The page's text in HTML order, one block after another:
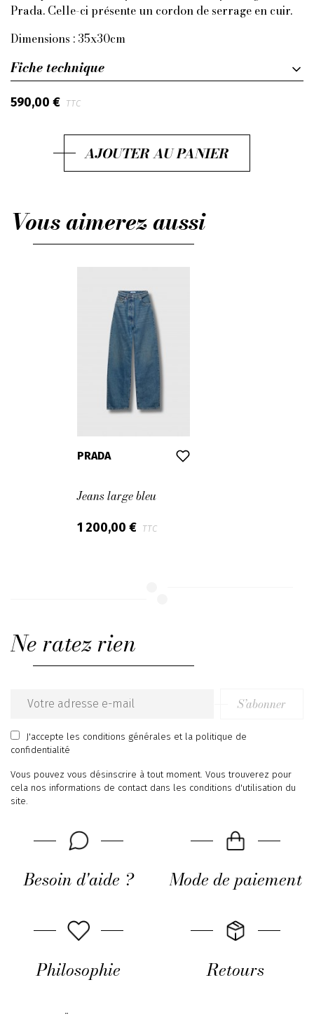
Prada. Celle-ci présente un cordon de serrage en cuir.
Dimensions : 35x30cm
Fiche technique
590,00 € TTC
AJOUTER AU PANIER
Vous aimerez aussi
PRADA
Jeans large bleu
1 200,00 € TTC
Ne ratez rien
Email
address
S’abonner
J'accepte les conditions générales et la politique de
confidentialité
Vous pouvez vous désinscrire à tout moment. Vous trouverez pour
cela nos informations de contact dans les conditions d'utilisation du
site.
Besoin d'aide ? Mode de paiement
Philosophie Retours